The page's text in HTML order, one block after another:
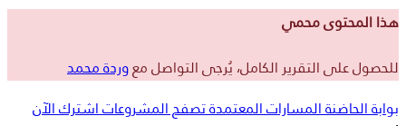
هذا المحتوى محمي
للحصول على التقرير الكامل، يُرجى التواصل معوردة محمد
بوابة الحاضنةالمسارات المعتمدةتصفح المشروعاتاشترك الآن